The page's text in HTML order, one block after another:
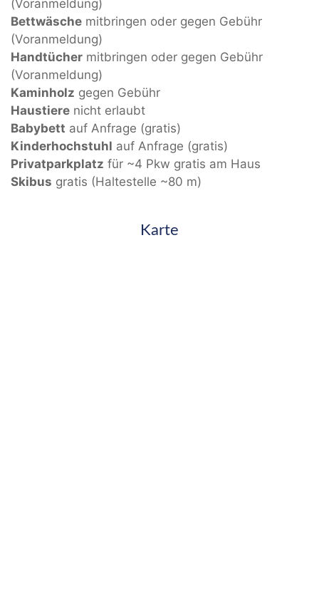
(Voranmeldung)
Bettwäsche mitbringen oder gegen Gebühr
(Voranmeldung)
Handtücher mitbringen oder gegen Gebühr
(Voranmeldung)
Kaminholz gegen Gebühr
Haustiere nicht erlaubt
Babybett auf Anfrage (gratis)
Kinderhochstuhl auf Anfrage (gratis)
Privatparkplatz für ~4 Pkw gratis am Haus
Skibus gratis (Haltestelle ~80 m)
Karte